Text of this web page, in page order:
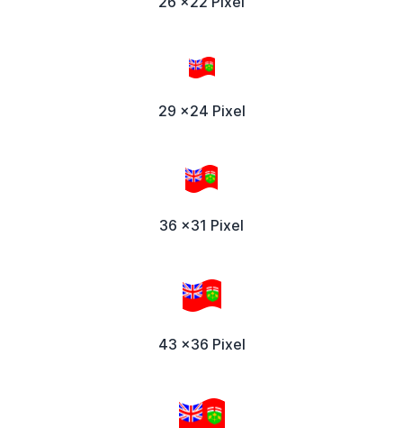
29 x24 Pixel
36 x31 Pixel
43 x36 Pixel